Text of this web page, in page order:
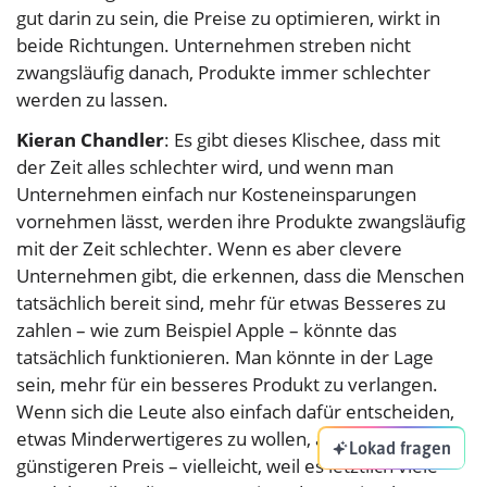
gut darin zu sein, die Preise zu optimieren, wirkt in
beide Richtungen. Unternehmen streben nicht
zwangsläufig danach, Produkte immer schlechter
werden zu lassen.
Kieran Chandler: Es gibt dieses Klischee, dass mit
der Zeit alles schlechter wird, und wenn man
Unternehmen einfach nur Kosteneinsparungen
vornehmen lässt, werden ihre Produkte zwangsläufig
mit der Zeit schlechter. Wenn es aber clevere
Unternehmen gibt, die erkennen, dass die Menschen
tatsächlich bereit sind, mehr für etwas Besseres zu
zahlen – wie zum Beispiel Apple – könnte das
tatsächlich funktionieren. Man könnte in der Lage
sein, mehr für ein besseres Produkt zu verlangen.
Wenn sich die Leute also einfach dafür entscheiden,
etwas Minderwertigeres zu wollen, aber zu einem
günstigeren Preis – vielleicht, weil es letztlich viele
Lokad fragen